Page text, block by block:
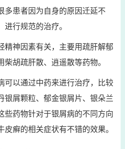
多患者因为自身的原因迁延不
行规范的治疗。
精神因素有关，主要用疏肝解郁
胡疏肝散、逍遥散等药物。
可以通过中药来进行治疗，比较
银屑颗粒、郁金银屑片、银朵兰
些药物针对于银屑病的不同方向
皮癣的相关症状有不错的效果。